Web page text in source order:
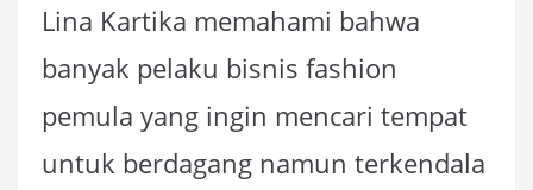
Lina Kartika memahami bahwa
banyak pelaku bisnis fashion
pemula yang ingin mencari tempat
untuk berdagang namun terkendala